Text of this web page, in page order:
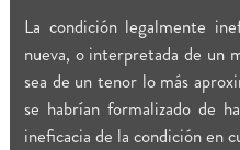
La condición legalmente
nueva, o interpretada de un
sea de un tenor lo más
se habrían formalizado de
ineficacia de la condición en